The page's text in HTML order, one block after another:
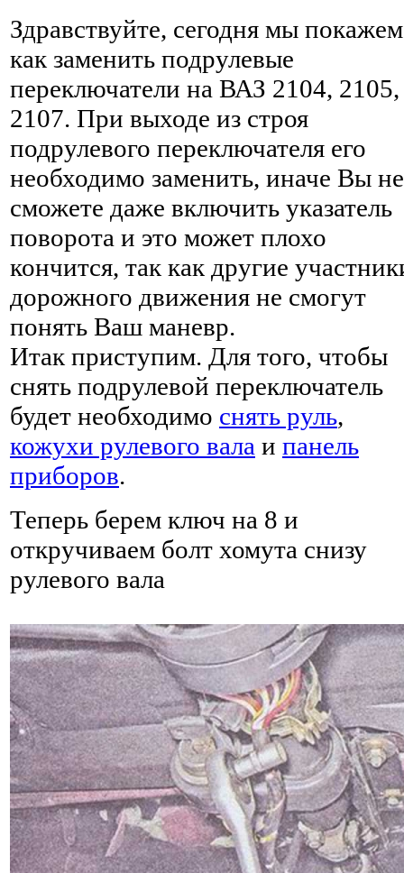
Здравствуйте, сегодня мы
как заменить подрулевые
переключатели на ВАЗ 2104, 2105,
2107. При выходе из строя
подрулевого переключателя его
необходимо заменить, иначе Вы не
сможете даже включить указатель
поворота и это может плохо
кончится, так как другие
дорожного движения не смогут
понять Ваш маневр.
Итак приступим. Для того, чтобы
снять подрулевой переключатель
будет необходимо снять руль,
кожухи рулевого вала и панель
приборов.
Теперь берем ключ на 8 и
откручиваем болт хомута снизу
рулевого вала